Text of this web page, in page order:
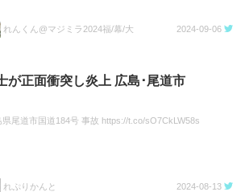
れんくん@マジミラ2024福/幕/大 2024-09-06
が正面衝突し炎上 広島･尾道市
県尾道市国道184号 事故 https://t.co/sO7CkLW58s
れぷりかんと 2024-08-13